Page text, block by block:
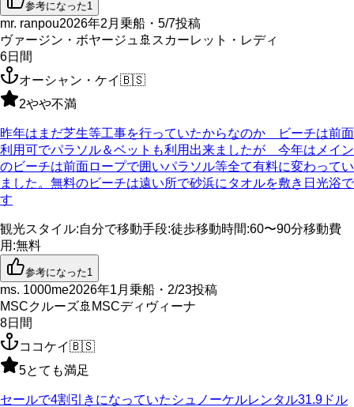
参考になった1
mr. ranpou2026年2月乗船・5/7投稿
ヴァージン・ボヤージュ 🚢 スカーレット・レディ
6日間
オーシャン・ケイ🇧🇸
2やや不満
昨年はまだ芝生等工事を行っていたからなのか ビーチは前面
利用可でパラソル＆ベットも利用出来ましたが 今年はメイン
のビーチは前面ロープで囲いパラソル等全て有料に変わってい
ました。無料のビーチは遠い所で砂浜にタオルを敷き日光浴で
す
観光スタイル:自分で移動手段:徒歩移動時間:60〜90分移動費
用 :無料
参考になった1
ms. 1000me2026年1月乗船・2/23投稿
MSCクルーズ🚢 MSCディヴィーナ
8日間
ココケイ🇧🇸
5とても満足
セールで4割引きになっていたシュノーケルレンタル31.9ドル